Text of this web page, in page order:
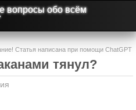
вопросы обо всём
Статья написана при помощи ChatGPT
тянул?